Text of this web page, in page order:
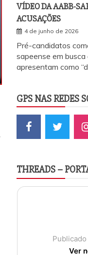
VÍDEO DA AABB-
ACUSAÇÕES
4 de junho de 2026
Pré-candidatos
sapeense em
apresentam como
GPS NAS REDES
THREADS –
Ver